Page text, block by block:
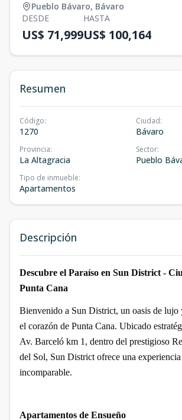
Pueblo Bávaro, Bávaro
DESDE
US$ 71,999
HASTA
US$ 100,164
Resumen
Código:
1270
Ciudad:
Bávaro
Provincia:
La Altagracia
Sector:
Pueblo
Tipo de inmueble:
Apartamentos
Descripción
Descubre el Paraíso en Sun District -
Punta Cana
Bienvenido a Sun District, un oasis de lujo
el corazón de Punta Cana. Ubicado
Av. Barceló km 1, dentro del prestigioso
del Sol, Sun District ofrece una
incomparable.
Apartamentos de Ensueño